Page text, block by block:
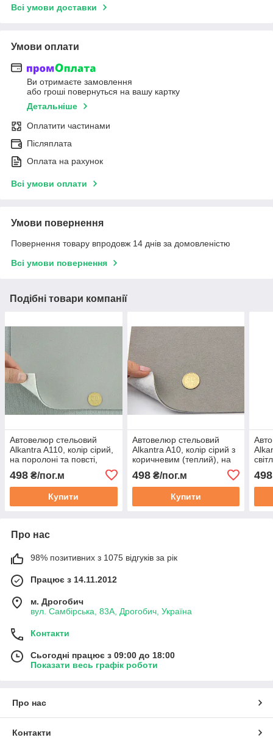
Всі умови доставки
Умови оплати
Ви отримаєте замовлення
або гроші повернуться на вашу картку
Детальніше
Оплатити частинами
Післяплата
Оплата на рахунок
Всі умови оплати
Умови повернення
Повернення товару впродовж 14 днів за домовленістю
Всі умови повернення
Подібні товари компанії
Автовелюр стельовий
Alkantra A110, колір сірий,
на поролоні та повсті,
Туреччина
498 ₴/пог.м
Купити
Автовелюр стельовий
Alkantra A10, колір сірий з
коричневим (теплий), на
поролоні та повсті, товщ.
3мм шир. 165см,
Туреччина
498₴/пог.м
Купити
3мм
498
Про нас
98% позитивних з 1075 відгуків за рік
Працює з 14.11.2012
м. Дрогобич
вул. Самбірська, 83А, Дрогобич, Україна
Контакти
Сьогодні працює з 09:00 до 18:00
Показати весь графік роботи
Про нас
Контакти